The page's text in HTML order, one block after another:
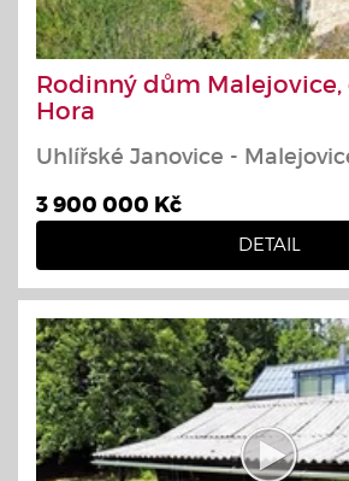
Rodinný dům Malejovice,
Hora
Uhlířské Janovice -
3 900 000 Kč
DETAIL